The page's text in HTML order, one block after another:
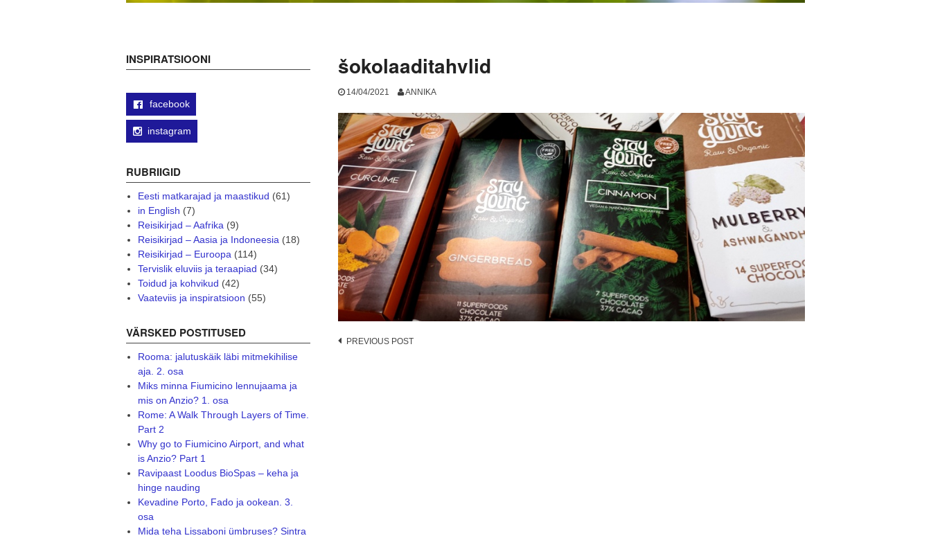
šokolaaditahvlid
14/04/2021 ANNIKA
Post
PREVIOUS POST
INSPIRATSIOONI
facebook
instagram
RUBRIIGID
Eesti matkarajad ja maastikud (61)
in English (7)
Reisikirjad – Aafrika(9)
Reisikirjad – Aasia ja Indoneesia(18)
Reisikirjad – Euroopa(114)
Tervislik eluviis ja teraapiad (34)
Toidud ja kohvikud (42)
Vaateviis ja inspiratsioon (55)
VÄRSKED POSTITUSED
Rooma: jalutuskäik läbi mitmekihilise
aja. 2. osa
Miks minna Fiumicino lennujaama ja
mis on Anzio? 1. osa
Rome: A Walk Through Layers of Time.
Part 2
Why go to Fiumicino Airport, and what
is Anzio? Part 1
Ravipaast Loodus BioSpas – keha ja
hinge nauding
Kevadine Porto, Fado ja ookean. 3.
osa
Mida teha Lissaboni ümbruses? Sintra